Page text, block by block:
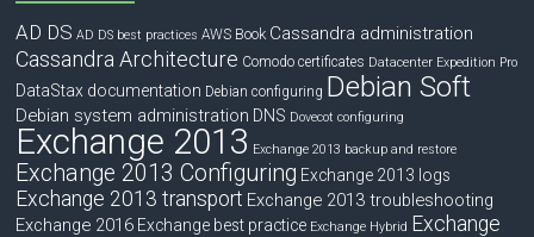
AD DS AD DS best practices AWS Book Cassandra administration
Cassandra Architecture Comodo certificates Datacenter Expedition Pro
DataStax documentation Debian configuring Debian Soft
Debian system administration DNS Dovecot configuring
Exchange 2013 Exchange 2013 backup and restore
Exchange 2013 Configuring Exchange 2013 logs
Exchange 2013 transport Exchange 2013 troubleshooting
Exchange 2016 Exchange best practice Exchange Hybrid Exchange